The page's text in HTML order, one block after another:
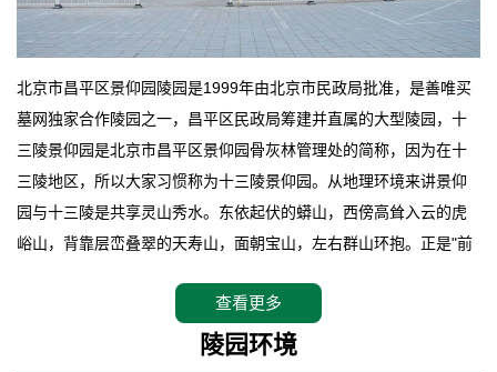
北京市昌平区景仰园陵园是1999年由北京市民政局批准，是善唯买
墓网独家合作陵园之一，昌平区民政局筹建并直属的大型陵园，十
三陵景仰园是北京市昌平区景仰园骨灰林管理处的简称，因为在十
三陵地区，所以大家习惯称为十三陵景仰园。从地理环境来讲景仰
园与十三陵是共享灵山秀水。东依起伏的蟒山，西傍高耸入云的虎
峪山，背靠层峦叠翠的天寿山，面朝宝山，左右群山环抱。正是"前
座陵园地处天寿山的环抱之中，四周群山若封似闭，层峦叠翠，秋
天枫叶艳红欲滴，冬天银装素裹分外妖娆！南面隔山而望的正是著
查看更多
陵园环境